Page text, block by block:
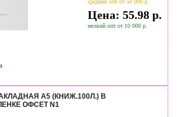
средний опт от 50 000 р.
Цена: 55.98 р.
мелкий опт от 10 000 р.
А5 (КНИЖ.100Л.) В
ОФСЕТ N1